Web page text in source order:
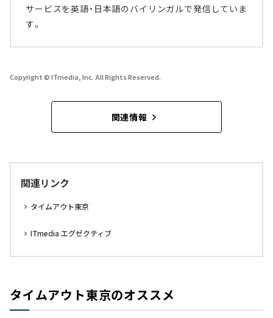
サービスを英語・日本語のバイリンガルで発信していま
す。
Copyright © ITmedia, Inc. All Rights Reserved.
関連情報
関連リンク
タイムアウト東京
ITmedia エグゼクティブ
タイムアウト東京のオススメ